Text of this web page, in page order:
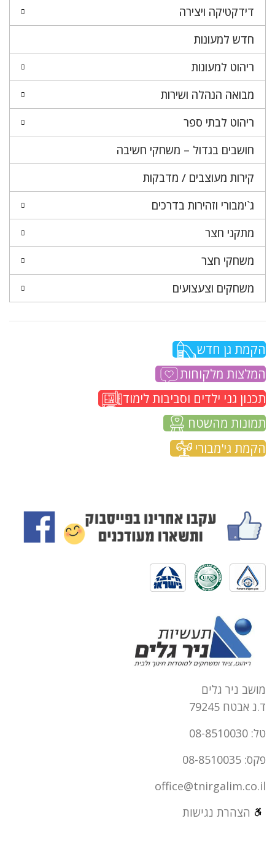
דידקטיקה ויצירה
חדש למעונות
ריהוט למעונות
מבואה הנהלה ושירות
ריהוט לבתי ספר
חושבים בגדול – משחקי חשיבה
קירות מעוצבים / מדבקות
ג`ימבורי וזהירות בדרכים
מתקני חצר
משחקי חצר
משחקים וצעצועים
הקמת גן חדש
המלצות מלקוחות
תכנון גני ילדים וסביבות לימוד
תמונות מהשטח
הקמת גי'מבורי
מושב ניר גלים
ד.נ אבטח 79245
טל: 08-8510030
פקס: 08-8510035
office@tnirgalim.co.il
הצהרת נגישות